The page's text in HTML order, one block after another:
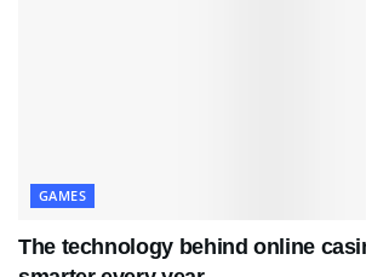
GAMES
The technology behind online